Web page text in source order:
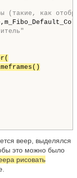
как
веер, выделялся
это можно было
рисовать